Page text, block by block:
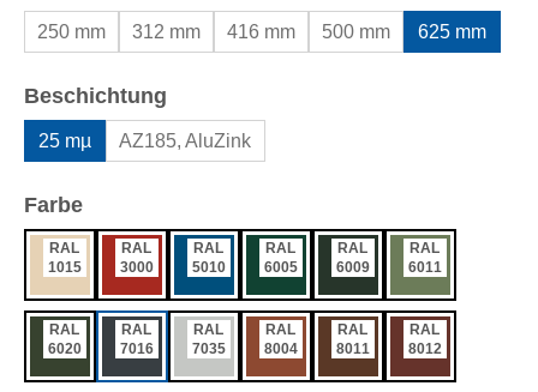
250 mm 312 mm 416 mm 500 mm 625 mm
Beschichtung
25 mµ AZ185, AluZink
Farbeauswählen
RAL
1015
RAL
3000
RAL
5010
RAL
6005
RAL
6009
RAL
6011
RAL
6020
RAL
7016
RAL
7035
RAL
8004
RAL
8011
RAL
8012